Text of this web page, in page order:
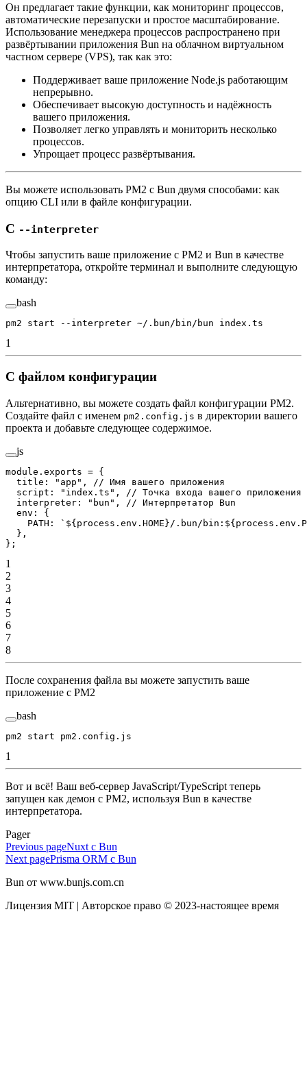
Он предлагает такие функции, как мониторинг процессов,
автоматические перезапуски и простое масштабирование.
Использование менеджера процессов распространено при
развёртывании приложения Bun на облачном виртуальном
частном сервере (VPS), так как это:
Поддерживает ваше приложение Node.js работающим
непрерывно.
Обеспечивает высокую доступность и надёжность
вашего приложения.
Позволяет легко управлять и мониторить несколько
процессов.
Упрощает процесс развёртывания.
Вы можете использовать PM2 с Bun двумя способами: как
опцию CLI или в файле конфигурации.
С --interpreter
Чтобы запустить ваше приложение с PM2 и Bun в качестве
интерпретатора, откройте терминал и выполните следующую
команду:
bash
pm2 start --interpreter ~/.bun/bin/bun index.ts
1
С файлом конфигурации
Альтернативно, вы можете создать файл конфигурации PM2.
Создайте файл с именем pm2.config.js в директории вашего
проекта и добавьте следующее содержимое.
js
module . exports = {
  title:
"app" ,
// Имя вашего приложения
  script:
"index.ts" ,
// Точка входа вашего приложения
  interpreter:
"bun" ,
// Интерпретатор Bun
  env: {
    PATH:
`${process . env . HOME}/.bun/bin:${process . env .
  },
};
1
2
3
4
5
6
7
8
После сохранения файла вы можете запустить ваше
приложение с PM2
bash
pm2 start pm2.config.js
1
Вот и всё! Ваш веб-сервер JavaScript/TypeScript теперь
запущен как демон с PM2, используя Bun в качестве
интерпретатора.
Pager
Previous pageNuxt с Bun
Next pagePrisma ORM с Bun
Bun от www.bunjs.com.cn
Лицензия MIT | Авторское право © 2023-настоящее время